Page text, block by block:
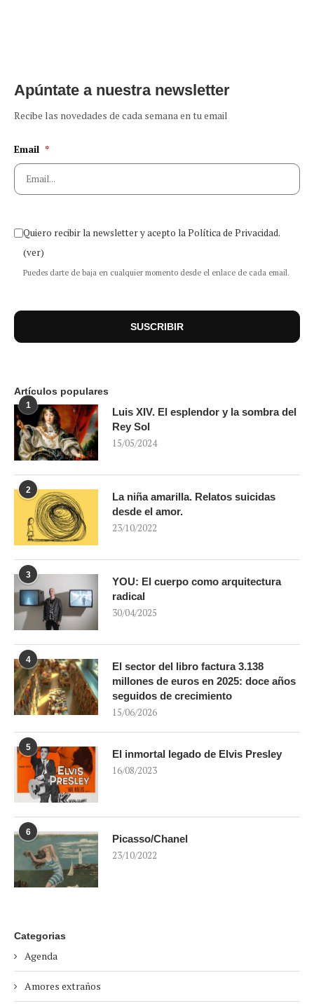
Apúntate a nuestra newsletter
Recibe las novedades de cada semana en tu email
Email *
Quiero recibir la newsletter y acepto la Política de Privacidad.
(ver)
Puedes darte de baja en cualquier momento desde el enlace de cada email.
Artículos populares
1
Luis XIV. El esplendor y la sombra del
Rey Sol
15/05/2024
2
La niña amarilla. Relatos suicidas
desde el amor.
23/10/2022
3
YOU: El cuerpo como arquitectura
radical
30/04/2025
4
El sector del libro factura 3.138
millones de euros en 2025: doce años
seguidos de crecimiento
15/06/2026
5
El inmortal legado de Elvis Presley
16/08/2023
6
Picasso/Chanel
23/10/2022
Categorias
Agenda
Amores extraños